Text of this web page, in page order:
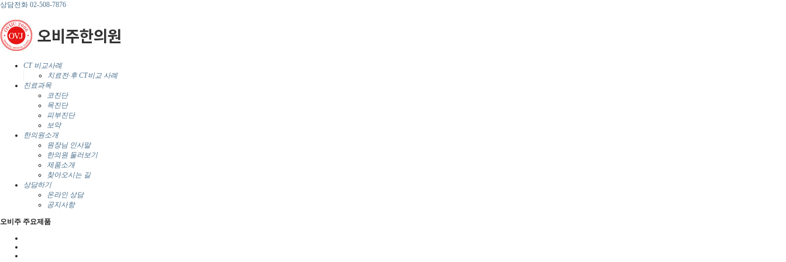
상담전화 02-508-7876
CT 비교사례
치료전·후 CT비교 사례
진료과목
코진단
목진단
피부진단
보약
한의원소개
원장님 인사말
한의원 둘러보기
제품소개
찾아오시는 길
상담하기
온라인 상담
공지사항
오비주 주요제품